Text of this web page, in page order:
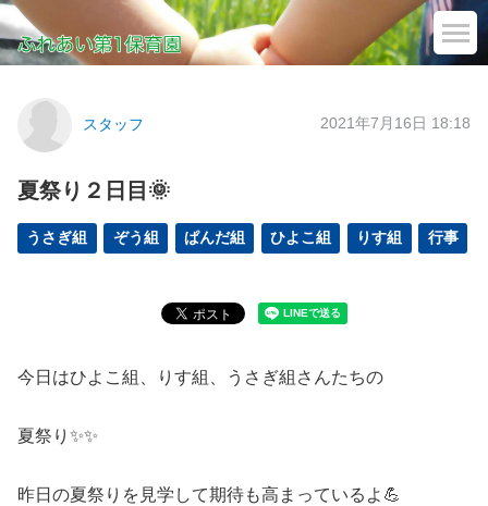
スタッフ 2021年7月16日 18:18
夏祭り２日目🌞
うさぎ組 ぞう組 ぱんだ組 ひよこ組 りす組 行事
今日はひよこ組、りす組、うさぎ組さんたちの
夏祭り✨✨
昨日の夏祭りを見学して期待も高まっているよ💪